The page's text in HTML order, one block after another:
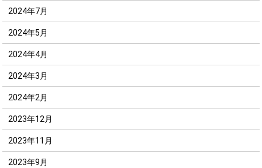
2024年7月
2024年5月
2024年4月
2024年3月
2024年2月
2023年12月
2023年11月
2023年9月